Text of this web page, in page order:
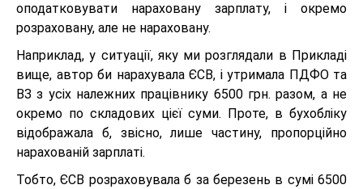
оподатковувати нараховану зарплату, і окремо
розраховану, але не нараховану.
Наприклад, у ситуації, яку ми розглядали в Прикладі
вище, автор би нарахувала ЄСВ, і утримала ПДФО та
ВЗ з усіх належних працівнику 6500 грн. разом, а не
окремо по складових цієї суми. Проте, в бухобліку
відображала б, звісно, лише частину, пропорційно
нарахованій зарплаті.
Тобто, ЄСВ розраховувала б за березень в сумі 6500